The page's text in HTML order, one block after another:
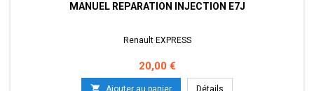
MANUEL REPARATION INJECTION E7J
Renault EXPRESS
Prix
20,00 €
 Ajouter au panier Détails